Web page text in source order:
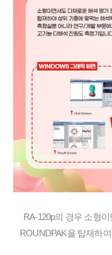
RA-120p의 경우 소형
ROUNDPAK을 탑재하